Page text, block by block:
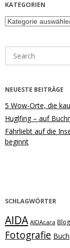
KATEGORIEN
Kategorien
for:
NEUESTE BEITRÄGE
5 Wow-Orte, die
Huglfing – auf
Fährliebt auf die
beginnt
SCHLAGWÖRTER
AIDA AIDAcara
Fotografie Buch